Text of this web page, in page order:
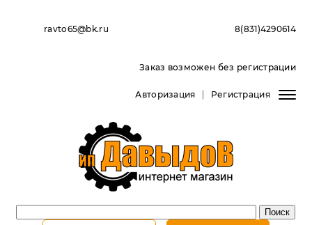
ravto65@bk.ru 8(831)4290614
Заказ возможен без регистрации
Авторизация Регистрация